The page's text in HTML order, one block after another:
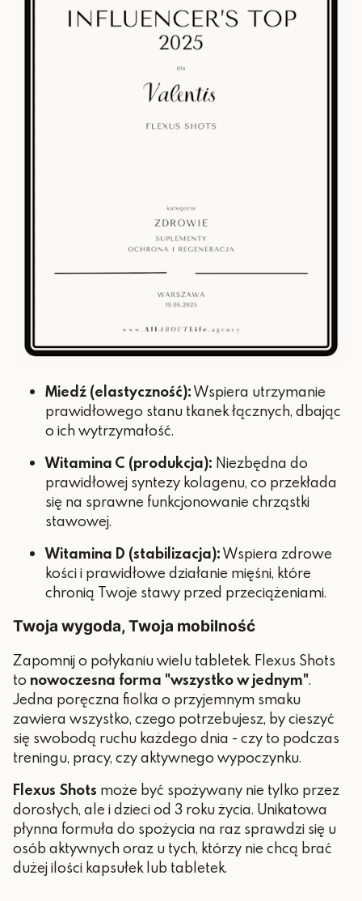
Miedź (elastyczność):Wspiera utrzymanie
prawidłowego stanu tkanek łącznych, dbając
o ich wytrzymałość.
Witamina C (produkcja): Niezbędna do
prawidłowej syntezy kolagenu, co przekłada
się na sprawne funkcjonowanie chrząstki
stawowej.
Witamina D (stabilizacja):Wspiera zdrowe
kości i prawidłowe działanie mięśni, które
chronią Twoje stawy przed przeciążeniami.
Twoja wygoda, Twoja mobilność
Zapomnij o połykaniu wielu tabletek. Flexus Shots
to nowoczesna forma "wszystko w jednym".
Jedna poręczna fiolka o przyjemnym smaku
zawiera wszystko, czego potrzebujesz, by cieszyć
się swobodą ruchu każdego dnia - czy to podczas
treningu, pracy, czy aktywnego wypoczynku.
Flexus Shots może być spożywany nie tylko przez
dorosłych, ale i dzieci od 3 roku życia. Unikatowa
płynna formuła do spożycia na raz sprawdzi się u
osób aktywnych oraz u tych, którzy nie chcą brać
dużej ilości kapsułek lub tabletek.